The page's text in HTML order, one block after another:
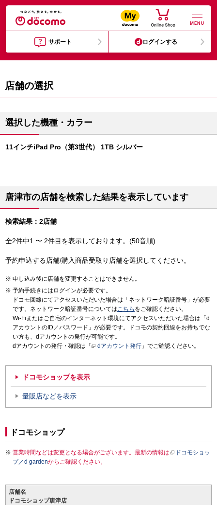
MENU
サポート ログインする
店舗の選択
選択した機種・カラー
11インチiPad Pro（第3世代） 1TB シルバー
唐津市の店舗を検索した結果を表示しています
検索結果：2店舗
全2件中1 〜 2件目を表示しております。(50音順)
予約申込する店舗/購入商品受取り店舗を選択してください。
申し込み後に店舗を変更することはできません。
予約手続きにはログインが必要です。
ドコモ回線にてアクセスいただいた場合は「ネットワーク暗証番号」が必要
です。ネットワーク暗証番号についてはこちら をご確認ください。
Wi-Fiまたはご自宅のインターネット環境にてアクセスいただいた場合は「d
アカウントのID／パスワード」が必要です。ドコモの契約回線をお持ちでな
い方も、dアカウントの発行が可能です。
dアカウントの発行・確認は「
dアカウント発行 」でご確認ください。
ドコモショップを表示
量販店などを表示
ドコモショップ
営業時間などは変更となる場合がございます。最新の情報は
ドコモショッ
プ／d gardenからご確認ください。
店舗名
ドコモショップ唐津店